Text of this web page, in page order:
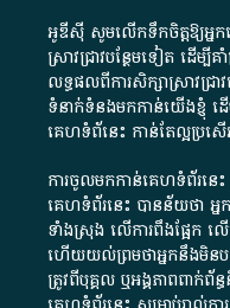
អូឌីស៊ី សូមលើកទឹកចិត្តឱ្យអ្នកប្
ស្រាវជ្រាវបន្ថែមទៀត ដើម្បី
លទ្ធផលពីការសិក្សាស្រាវជ្រ
ទំនាក់ទំនងមកកាន់យើងខ្ញុំ ដ
គេហទំព័នេះ កាន់តែល្អប្រស
ការចូលមកកាន់គេហទំព័រនេ
គេហទំព័រនេះ បានន័យថា អ្
ទាំងស្រុង លើការពឹងផ្អែក
ហើយយល់ព្រមថាអ្នកនឹងមិនបង្
ត្រូវពីបុគ្គល ឬអង្គភាពពាក់ព័